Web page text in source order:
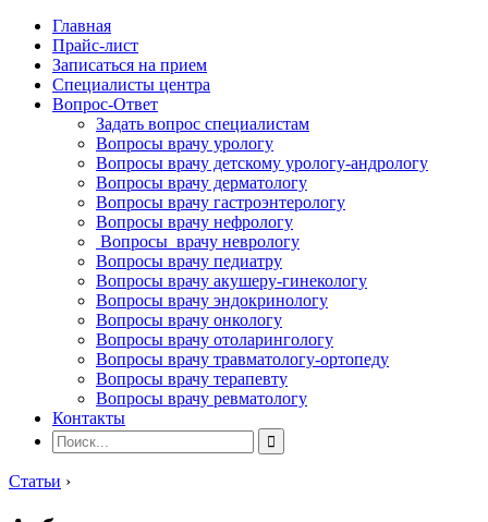
Главная
Прайс-лист
Записаться на прием
Специалисты центра
Вопрос-Ответ
Задать вопрос специалистам
Вопросы врачу урологу
Вопросы врачу детскому урологу-андрологу
Вопросы врачу дерматологу
Вопросы врачу гастроэнтерологу
Вопросы врачу нефрологу
Вопросы врачу неврологу
Вопросы врачу педиатру
Вопросы врачу акушеру-гинекологу
Вопросы врачу эндокринологу
Вопросы врачу онкологу
Вопросы врачу отоларингологу
Вопросы врачу травматологу-ортопеду
Вопросы врачу терапевту
Вопросы врачу ревматологу
Контакты
Статьи ›